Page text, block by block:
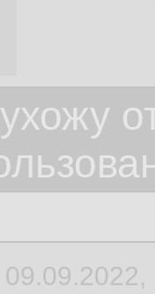
09.09.2022,